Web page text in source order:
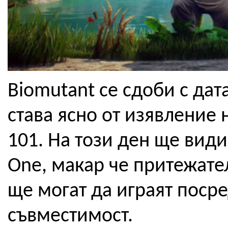
Biomutant се сдоби с
става ясно от
101. На този ден ще
One, макар че
ще могат да играят
съвместимост.